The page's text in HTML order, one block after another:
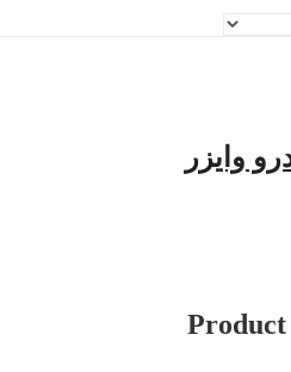
وایزر
Product